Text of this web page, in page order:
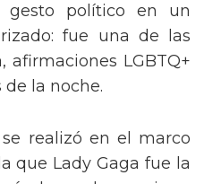
gesto político en un
fue una de las
afirmaciones LGBTQ+
la noche.
realizó en el marco
que Lady Gaga fue la